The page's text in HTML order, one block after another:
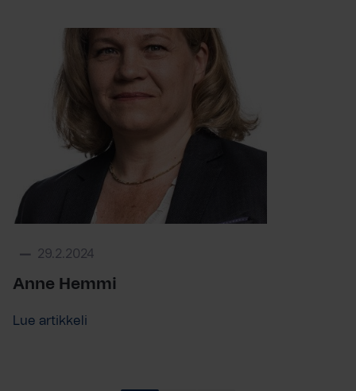
29.2.2024
Anne Hemmi
Lue artikkeli